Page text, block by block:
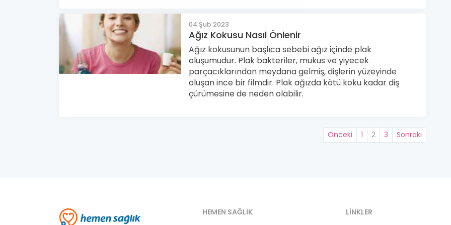
04 Şub 2023
Ağız Kokusu Nasıl Önlenir
Ağız kokusunun başlıca sebebi ağız içinde plak
oluşumudur. Plak bakteriler, mukus ve yiyecek
parçacıklarından meydana gelmiş, dişlerin yüzeyinde
oluşan ince bir filmdir. Plak ağızda kötü koku kadar diş
çürümesine de neden olabilir.
Önceki 1 2 3 Sonraki
HEMEN SAĞLIK LINKLER